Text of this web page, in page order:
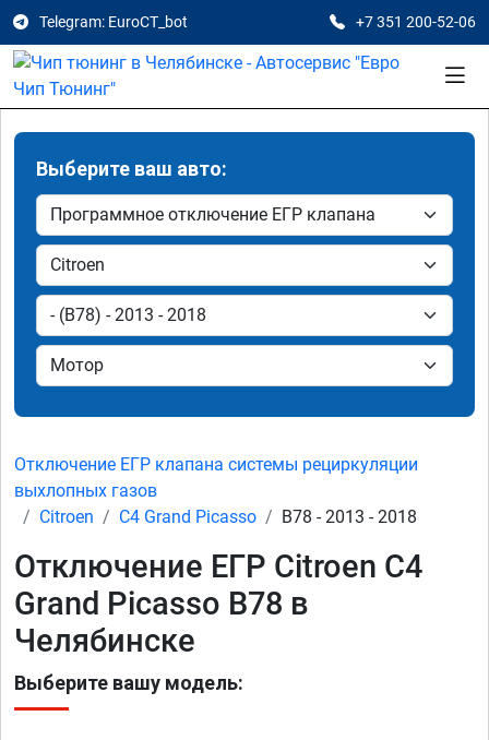
Telegram: EuroCT_bot +7 351 200-52-06
Выберите ваш авто:
Отключение ЕГР клапана системы рециркуляции
выхлопных газов
Citroen
C4 Grand Picasso B78 - 2013 - 2018
Отключение ЕГР Citroen C4
Grand Picasso B78 в
Челябинске
Выберите вашу модель: